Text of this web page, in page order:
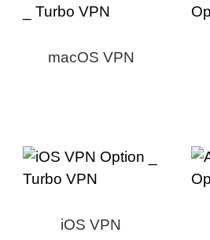
macOS VPN
iOS VPN